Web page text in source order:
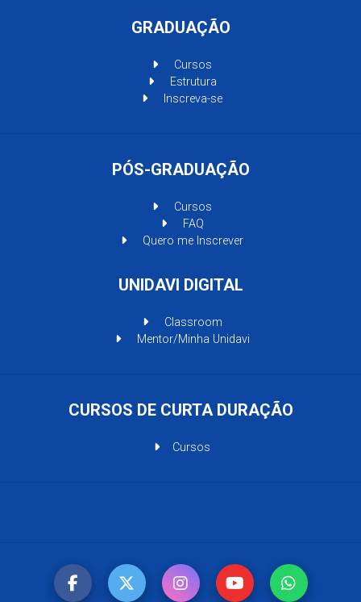
GRADUAÇÃO
Cursos
Estrutura
Inscreva-se
PÓS-GRADUAÇÃO
Cursos
FAQ
Quero me Inscrever
UNIDAVI DIGITAL
Classroom
Mentor/Minha Unidavi
CURSOS DE CURTA DURAÇÃO
Cursos